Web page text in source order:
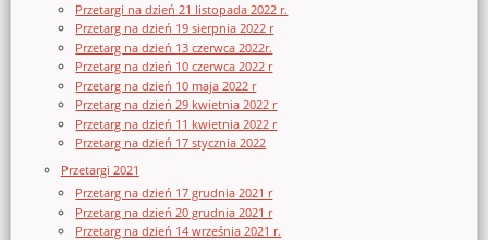
Przetargi na dzień 21 listopada 2022 r.
Przetarg na dzień 19 sierpnia 2022 r
Przetarg na dzień 13 czerwca 2022r.
Przetarg na dzień 10 czerwca 2022 r
Przetarg na dzień 10 maja 2022 r
Przetarg na dzień 29 kwietnia 2022 r
Przetarg na dzień 11 kwietnia 2022 r
Przetarg na dzień 17 stycznia 2022
Przetargi 2021
Przetarg na dzień 17 grudnia 2021 r
Przetarg na dzień 20 grudnia 2021 r
Przetarg na dzień 14 września 2021 r.